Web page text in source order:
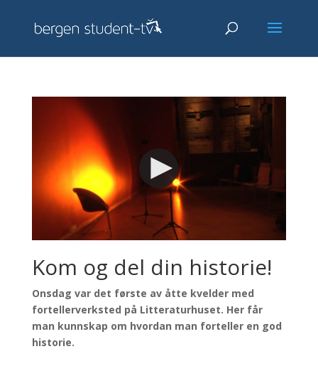
Kom og del din historie!
Onsdag var det første av åtte kvelder med
fortellerverksted på Litteraturhuset. Her får
man kunnskap om hvordan man forteller en god
historie.